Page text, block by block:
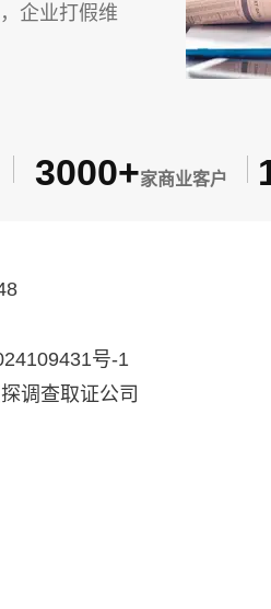
企业打假维
3000+家商业客户
号-1
调查取证公司